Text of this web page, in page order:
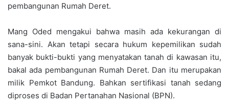
pembangunan Rumah Deret.
Mang Oded mengakui bahwa masih ada kekurangan di
sana-sini. Akan tetapi secara hukum kepemilikan sudah
banyak bukti-bukti yang menyatakan tanah di kawasan itu,
bakal ada pembangunan Rumah Deret. Dan itu merupakan
milik Pemkot Bandung. Bahkan sertifikasi tanah sedang
diproses di Badan Pertanahan Nasional (BPN).